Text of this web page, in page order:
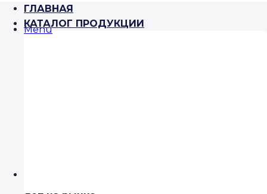
Menu
ГЛАВНАЯ
КАТАЛОГ ПРОДУКЦИИ